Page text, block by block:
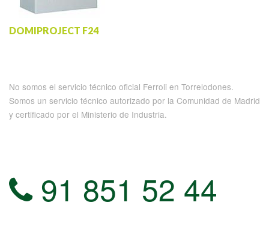
DOMIPROJECT F24
No somos el servicio técnico oficial Ferroli en Torrelodones.
Somos un servicio técnico autorizado por la Comunidad de Madrid
y certificado por el Ministerio de Industria.
91 851 52 44